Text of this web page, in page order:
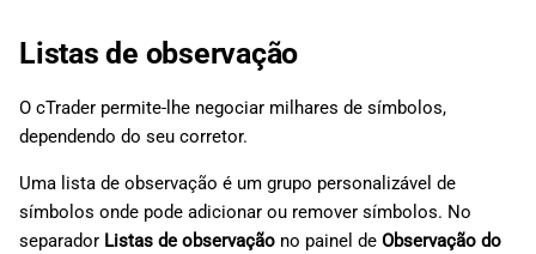
Listas de observação
O cTrader permite-lhe negociar milhares de símbolos,
dependendo do seu corretor.
Uma lista de observação é um grupo personalizável de
símbolos onde pode adicionar ou remover símbolos. No
separador Listas de observação no painel de Observação do